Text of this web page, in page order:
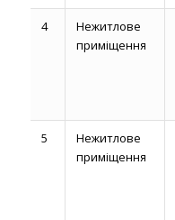
4
Нежитлове
приміщення
5
Нежитлове
приміщення